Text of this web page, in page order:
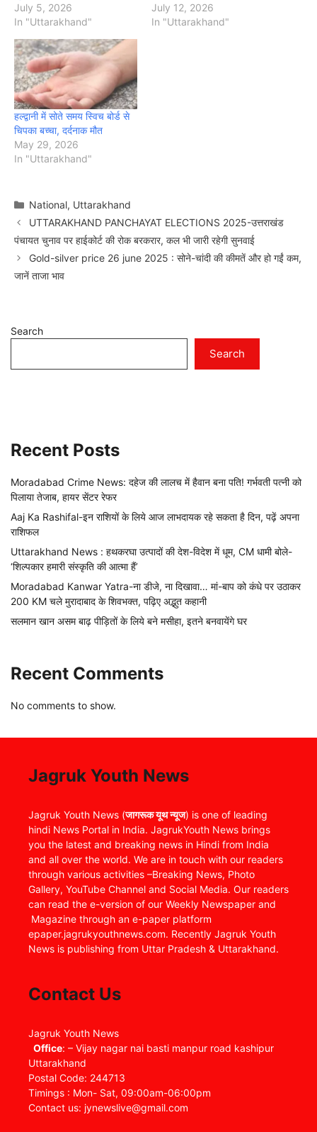
July 5, 2026
In "Uttarakhand"
July 12, 2026
In "Uttarakhand"
हल्द्वानी में सोते समय स्विच बोर्ड से
चिपका बच्चा, दर्दनाक मौत
May 29, 2026
In "Uttarakhand"
Categories
National, Uttarakhand
UTTARAKHAND PANCHAYAT ELECTIONS 2025-उत्तराखंड
पंचायत चुनाव पर हाईकोर्ट की रोक बरकरार, कल भी जारी रहेगी सुनवाई
Gold-silver price 26 june 2025 : सोने-चांदी की कीमतें और हो गईं कम,
जानें ताजा भाव
Search
Search
Recent Posts
Moradabad Crime News: दहेज की लालच में हैवान बना पति! गर्भवती पत्नी को
पिलाया तेजाब, हायर सेंटर रेफर
Aaj Ka Rashifal-इन राशियों के लिये आज लाभदायक रहे सकता है दिन, पढ़ें अपना
राशिफल
Uttarakhand News : हथकरघा उत्पादों की देश-विदेश में धूम, CM धामी बोले-
‘शिल्पकार हमारी संस्कृति की आत्मा हैं’
Moradabad Kanwar Yatra-ना डीजे, ना दिखावा… मां-बाप को कंधे पर उठाकर
200 KM चले मुरादाबाद के शिवभक्त, पढ़िए अद्भुत कहानी
सलमान खान असम बाढ़ पीड़ितों के लिये बने मसीहा, इतने बनवायेंगे घर
Recent Comments
No comments to show.
Jagruk Youth News
Jagruk Youth News (जागरूक यूथ न्यूज) is one of leading
hindi News Portal in India. JagrukYouth News brings
you the latest and breaking news in Hindi from India
and all over the world. We are in touch with our readers
through various activities –Breaking News, Photo
Gallery, YouTube Channel and Social Media. Our readers
can read the e-version of our Weekly Newspaper and
Magazine through an e-paper platform
epaper.jagrukyouthnews.com. Recently Jagruk Youth
News is publishing from Uttar Pradesh & Uttarakhand.
Contact Us
Jagruk Youth News
Office: – Vijay nagar nai basti manpur road kashipur
Uttarakhand
Postal Code: 244713
Timings : Mon- Sat, 09:00am-06:00pm
Contact us: jynewslive@gmail.com